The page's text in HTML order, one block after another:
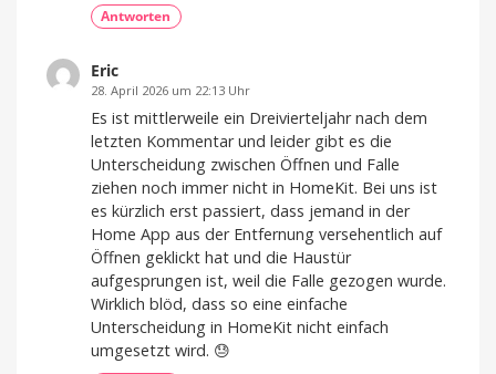
Antworten
Eric
28. April 2026 um 22:13 Uhr
Es ist mittlerweile ein Dreivierteljahr nach dem
letzten Kommentar und leider gibt es die
Unterscheidung zwischen Öffnen und Falle
ziehen noch immer nicht in HomeKit. Bei uns ist
es kürzlich erst passiert, dass jemand in der
Home App aus der Entfernung versehentlich auf
Öffnen geklickt hat und die Haustür
aufgesprungen ist, weil die Falle gezogen wurde.
Wirklich blöd, dass so eine einfache
Unterscheidung in HomeKit nicht einfach
umgesetzt wird. 😓